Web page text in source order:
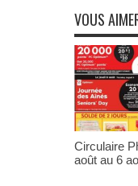
VOUS
Circulaire
août au 6